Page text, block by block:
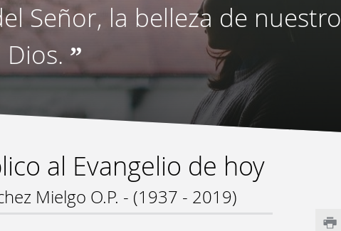
Señor, la belleza de nuestro
Dios. ”
al Evangelio de hoy
Mielgo O.P. - (1937 - 2019)